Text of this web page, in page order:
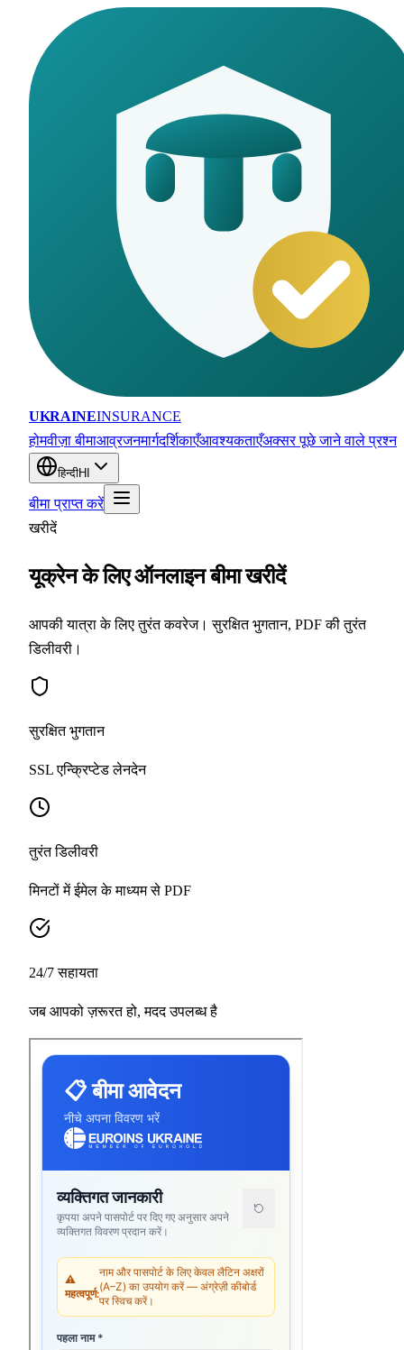
UKRAINEINSURANCE
होमवीज़ा बीमाआव्रजनमार्गदर्शिकाएँआवश्यकताएँअक्सर पूछे जाने वाले प्रश्न
हिन्दीHI
बीमा प्राप्त करें
खरीदें
यूक्रेन के लिए ऑनलाइन बीमा खरीदें
आपकी यात्रा के लिए तुरंत कवरेज। सुरक्षित भुगतान, PDF की तुरंत
डिलीवरी।
सुरक्षित भुगतान
SSL एन्क्रिप्टेड लेनदेन
तुरंत डिलीवरी
मिनटों में ईमेल के माध्यम से PDF
24/7 सहायता
जब आपको ज़रूरत हो, मदद उपलब्ध है